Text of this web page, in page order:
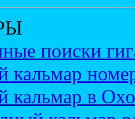
поиски
кальмар
кальмар в